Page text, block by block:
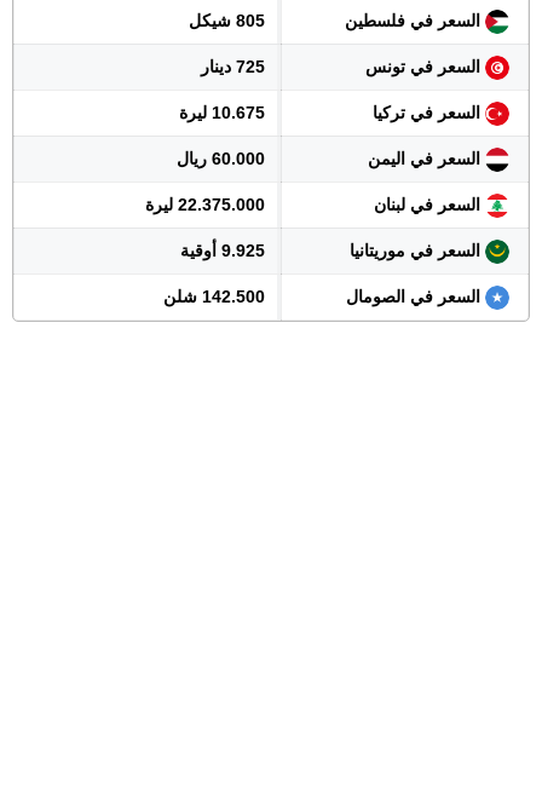
السعر في فلسطين 805 شيكل
السعر في تونس 725 دينار
السعر في تركيا 10.675 ليرة
السعر في اليمن 60.000 ريال
السعر في لبنان 22.375.000 ليرة
السعر في موريتانيا 9.925 أوقية
السعر في الصومال 142.500 شلن